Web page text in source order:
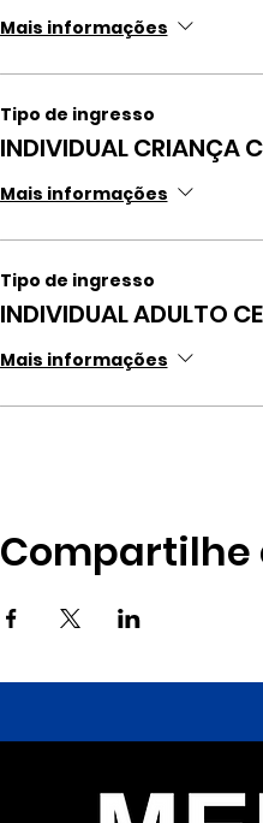
Mais informações
Tipo de ingresso
INDIVIDUAL CRIANÇA
Mais informações
Tipo de ingresso
INDIVIDUAL ADULTO
Mais informações
Compartilhe